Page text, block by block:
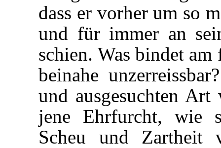
dass er vorher um so
und für immer an
schien. Was bindet
beinahe
und ausgesuchten
jene Ehrfurcht, wie
Scheu und Zartheit